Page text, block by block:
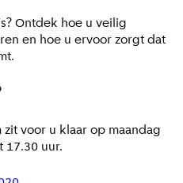
Ontdek hoe u veilig
en hoe u ervoor zorgt dat
voor u klaar op maandag
17.30 uur.